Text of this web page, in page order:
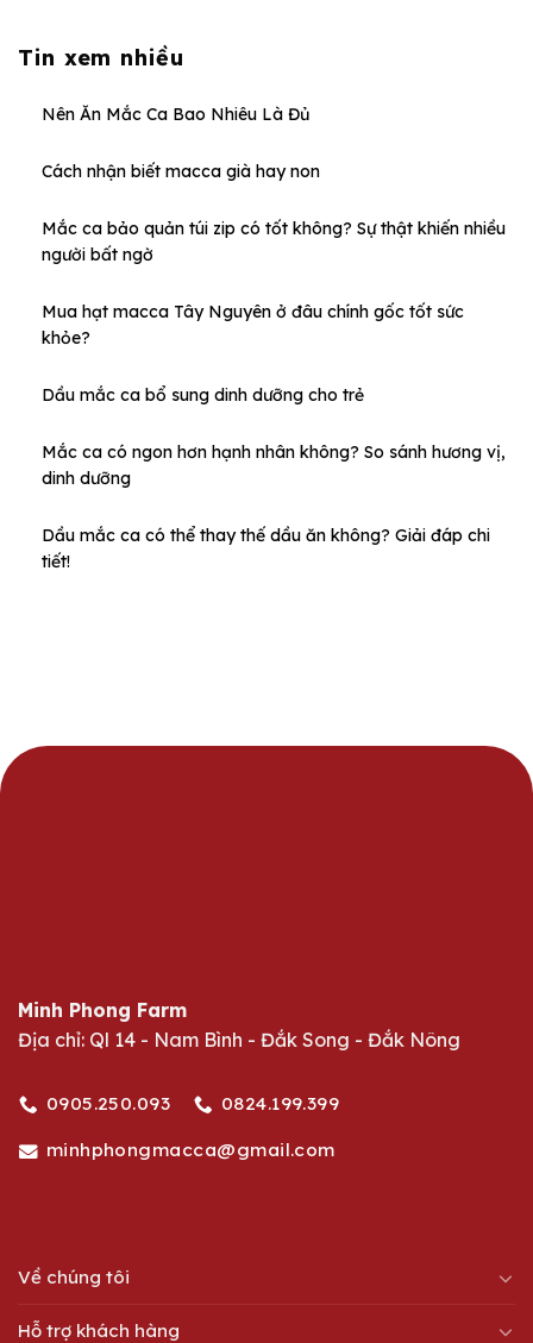
Tin xem nhiều
Nên Ăn Mắc Ca Bao Nhiêu Là Đủ
Cách nhận biết macca già hay non
Mắc ca bảo quản túi zip có tốt không? Sự thật khiến nhiều
người bất ngờ
Mua hạt macca Tây Nguyên ở đâu chính gốc tốt sức
khỏe?
Dầu mắc ca bổ sung dinh dưỡng cho trẻ
Mắc ca có ngon hơn hạnh nhân không? So sánh hương vị,
dinh dưỡng
Dầu mắc ca có thể thay thế dầu ăn không? Giải đáp chi
tiết!
Minh Phong Farm
Địa chỉ: Ql 14 - Nam Bình - Đắk Song - Đắk Nông
0905.250.093
0824.199.399
minhphongmacca@gmail.com
Về chúng tôi
Hỗ trợ khách hàng